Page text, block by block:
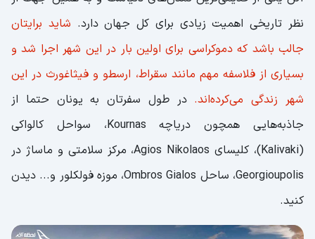
نظر تاریخی اهمیت زیادی برای کل جهان دارد. شاید برایتان
جالب باشد که دموکراسی برای اولین بار در این شهر اجرا شد و
بسیاری از فلاسفه مهم مانند سقراط، ارسطو و فیثاغورث در این
شهر زندگی‌ می‌کرده‌اند.در طول سفرتان به یونان حتما از
جاذبه‌هایی همچون دریاچه Kournas، سواحل کالواکی
(Kalivaki)، کلیسای Agios Nikolaos، مرکز سلامتی و ماساژ در
Georgioupolis، ساحل Ombros Gialos، موزه فولکلور و... دیدن
کنید.